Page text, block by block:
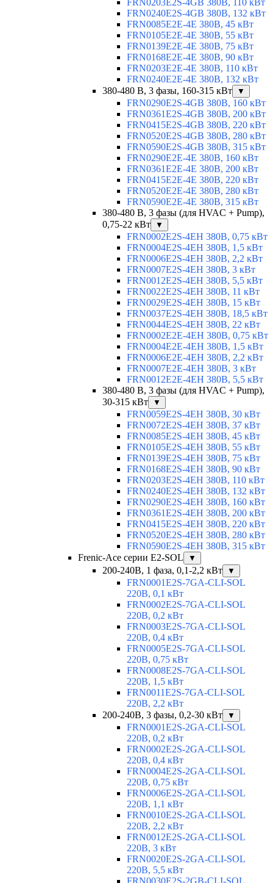
FRN0203E2S-4GB 380В, 110 кВт
FRN0240E2S-4GB 380В, 132 кВт
FRN0085E2E-4E 380В, 45 кВт
FRN0105E2E-4E 380В, 55 кВт
FRN0139E2E-4E 380В, 75 кВт
FRN0168E2E-4E 380В, 90 кВт
FRN0203E2E-4E 380В, 110 кВт
FRN0240E2E-4E 380В, 132 кВт
380-480 В, 3 фазы, 160-315 кВт
▼
FRN0290E2S-4GB 380В, 160 кВт
FRN0361E2S-4GB 380В, 200 кВт
FRN0415E2S-4GB 380В, 220 кВт
FRN0520E2S-4GB 380В, 280 кВт
FRN0590E2S-4GB 380В, 315 кВт
FRN0290E2E-4E 380В, 160 кВт
FRN0361E2E-4E 380В, 200 кВт
FRN0415E2E-4E 380В, 220 кВт
FRN0520E2E-4E 380В, 280 кВт
FRN0590E2E-4E 380В, 315 кВт
380-480 В, 3 фазы (для HVAC + Pump),
0,75-22 кВт
▼
FRN0002E2S-4EH 380В, 0,75 кВт
FRN0004E2S-4EH 380В, 1,5 кВт
FRN0006E2S-4EH 380В, 2,2 кВт
FRN0007E2S-4EH 380В, 3 кВт
FRN0012E2S-4EH 380В, 5,5 кВт
FRN0022E2S-4EH 380В, 11 кВт
FRN0029E2S-4EH 380В, 15 кВт
FRN0037E2S-4EH 380В, 18,5 кВт
FRN0044E2S-4EH 380В, 22 кВт
FRN0002E2E-4EH 380В, 0,75 кВт
FRN0004E2E-4EH 380В, 1,5 кВт
FRN0006E2E-4EH 380В, 2,2 кВт
FRN0007E2E-4EH 380В, 3 кВт
FRN0012E2E-4EH 380В, 5,5 кВт
380-480 В, 3 фазы (для HVAC + Pump),
30-315 кВт
▼
FRN0059E2S-4EH 380В, 30 кВт
FRN0072E2S-4EH 380В, 37 кВт
FRN0085E2S-4EH 380В, 45 кВт
FRN0105E2S-4EH 380В, 55 кВт
FRN0139E2S-4EH 380В, 75 кВт
FRN0168E2S-4EH 380В, 90 кВт
FRN0203E2S-4EH 380В, 110 кВт
FRN0240E2S-4EH 380В, 132 кВт
FRN0290E2S-4EH 380В, 160 кВт
FRN0361E2S-4EH 380В, 200 кВт
FRN0415E2S-4EH 380В, 220 кВт
FRN0520E2S-4EH 380В, 280 кВт
FRN0590E2S-4EH 380В, 315 кВт
Frenic-Ace серии E2-SOL
▼
200-240В, 1 фаза, 0,1-2,2 кВт ▼
FRN0001E2S-7GA-CLI-SOL
220В, 0,1 кВт
FRN0002E2S-7GA-CLI-SOL
220В, 0,2 кВт
FRN0003E2S-7GA-CLI-SOL
220В, 0,4 кВт
FRN0005E2S-7GA-CLI-SOL
220В, 0,75 кВт
FRN0008E2S-7GA-CLI-SOL
220В, 1,5 кВт
FRN0011E2S-7GA-CLI-SOL
220В, 2,2 кВт
200-240В, 3 фазы, 0,2-30 кВт
▼
FRN0001E2S-2GA-CLI-SOL
220В, 0,2 кВт
FRN0002E2S-2GA-CLI-SOL
220В, 0,4 кВт
FRN0004E2S-2GA-CLI-SOL
220В, 0,75 кВт
FRN0006E2S-2GA-CLI-SOL
220В, 1,1 кВт
FRN0010E2S-2GA-CLI-SOL
220В, 2,2 кВт
FRN0012E2S-2GA-CLI-SOL
220В, 3 кВт
FRN0020E2S-2GA-CLI-SOL
220В, 5,5 кВт